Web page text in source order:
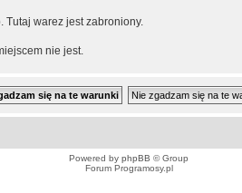
Tutaj warez jest zabroniony.
nie jest.
Powered by phpBB © Group
Forum Programosy.pl